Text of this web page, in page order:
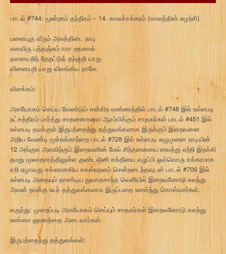
பாடல் #744: மூன்றாம் தந்திரம் – 14. காலச்சக்கரம் (காலத்தின் சுழற்சி)
மனைபுகு வீரும் அகத்திடை நாடி
எனவிரு பத்தஞ்சும் ஈரா றதனால்
தனையறிந் தேறட்டுத் தற்குறி யாறு
வினையறி யாறு விளங்கிய நாலே.
விளக்கம்:
அகயோகம் செய்ய வேண்டும் என்கிற எண்ணத்தில் பாடல் #748 இல் உள்ளபடி
நட்சத்திரம் பார்த்து சாதனைகளை ஆரம்பிக்கும் சாதகர்கள் பாடல் #451 இல்
உள்ளபடி தமக்குள் இருபத்தைந்து தத்துவங்களாக இருக்கும் இறைவனை
அறிய வேண்டி மூச்சுக்காற்றை பாடல் #728 இல் உள்ளபடி சுழுமுனை நாடியின்
12 அங்குல அளவிற்கும் இறைவனின் மேல் சிந்தனையை வைத்து ஏற்றி இறக்கி
தமது மூலாதாரத்திலுள்ள குண்டலினி சக்தியை எழுப்பி ஒவ்வொரு சக்கரமாக
ஏறி ஏழாவது சக்கரமாகிய சகஸ்ரதளம் சென்றடைந்தவுடன் பாடல் #709 இல்
உள்ளபடி அதையும் தாண்டிய துவாதசாந்த வெளியில் இறைவனோடு கலந்து
அவன் நான்கு உயர் தத்துவங்களாக இருப்பதை உணர்ந்து கொள்வார்கள்.
கருத்து: முறைப்படி அகயோகம் செய்யும் சாதகர்கள் இறைவனோடு கலந்து
உண்மை ஞானத்தை அடைவார்கள்.
இருபத்தைந்து தத்துவங்கள்: